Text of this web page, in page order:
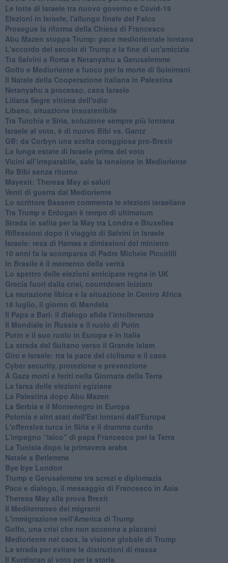
Le lotte di Israele tra nuovo governo e Covid-19
Elezioni in Israele, l'allungo finale del Falco
Prosegue la riforma della Chiesa di Francesco
Abu Mazen stoppa Trump: pace mediorientale lontana
L'accordo del secolo di Trump e la fine di un'amicizia
Tra Salvini a Roma e Netanyahu a Gerusalemme
Golfo e Medioriente a fuoco per la morte di Soleimani
Il Natale della Cooperazione italiana in Palestina
Netanyahu a processo, caos Israele
Liliana Segre vittima dell'odio
Libano, situazione insostenibile
Tra Turchia e Siria, soluzione sempre più lontana
Israele al voto, è di nuovo Bibi vs. Gantz
GB: da Corbyn una scelta coraggiosa pro-Brexit
La lunga estate di Israele prima del voto
Vicini all’irreparabile, sale la tensione in Medioriente
Re Bibi senza ritorno
Mayexit: Theresa May ai saluti
Venti di guerra dal Medioriente
Lo scrittore Bassem commenta le elezioni israeliane
Tra Trump e Erdogan è tempo di ultimatum
Strada in salita per la May tra Londra e Bruxelles
Riflessioni dopo il viaggio di Salvini in Israele
Israele: resa di Hamas e dimissioni del ministro
10 anni fa la scomparsa di Padre Michele Piccirilli
In Brasile è il momento della verità
Lo spettro delle elezioni anticipate regna in UK
Grecia fuori dalla crisi, countdown iniziato
La mutazione libica e la situazione in Centro Africa
18 luglio, il giorno di Mandela
Il Papa a Bari: il dialogo sfida l’intolleranza
Il Mondiale in Russia e il ruolo di Putin
Putin e il suo ruolo in Europa e in Italia
La strada del Sultano verso il Grande Islam
Giro e Israele: tra la pace del ciclismo e il caos
Cyber security, protezione e prevenzione
A Gaza morti e feriti nella Giornata della Terra
La farsa delle elezioni egiziane
La Palestina dopo Abu Mazen
La Serbia e il Montenegro in Europa
Polonia e altri stati dell'Est lontani dall'Europa
L'offensiva turca in Siria e il dramma curdo
L’impegno “laico” di papa Francesco per la Terra
La Tunisia dopo la primavera araba
Natale a Betlemme
Bye bye London
Trump e Gerusalemme tra screzi e diplomazia
Pace e dialogo, il messaggio di Francesco in Asia
Theresa May alla prova Brexit
Il Mediterraneo dei migranti
L'immigrazione nell'America di Trump
Golfo, una crisi che non accenna a placarsi
Medioriente nel caos, la visione globale di Trump
La strada per evitare le distruzioni di massa
Il Kurdistan al voto per la storia